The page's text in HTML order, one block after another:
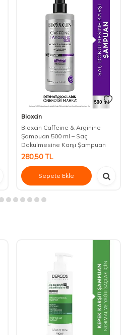
Bioxcin
Bioxcin Caffeine & Arginine
Şampuan 500 ml – Saç
Dökülmesine Karşı Şampuan
280,50TL
Sepete Ekle